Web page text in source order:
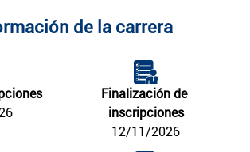
de la carrera
Finalización de
inscripciones
12/11/2026